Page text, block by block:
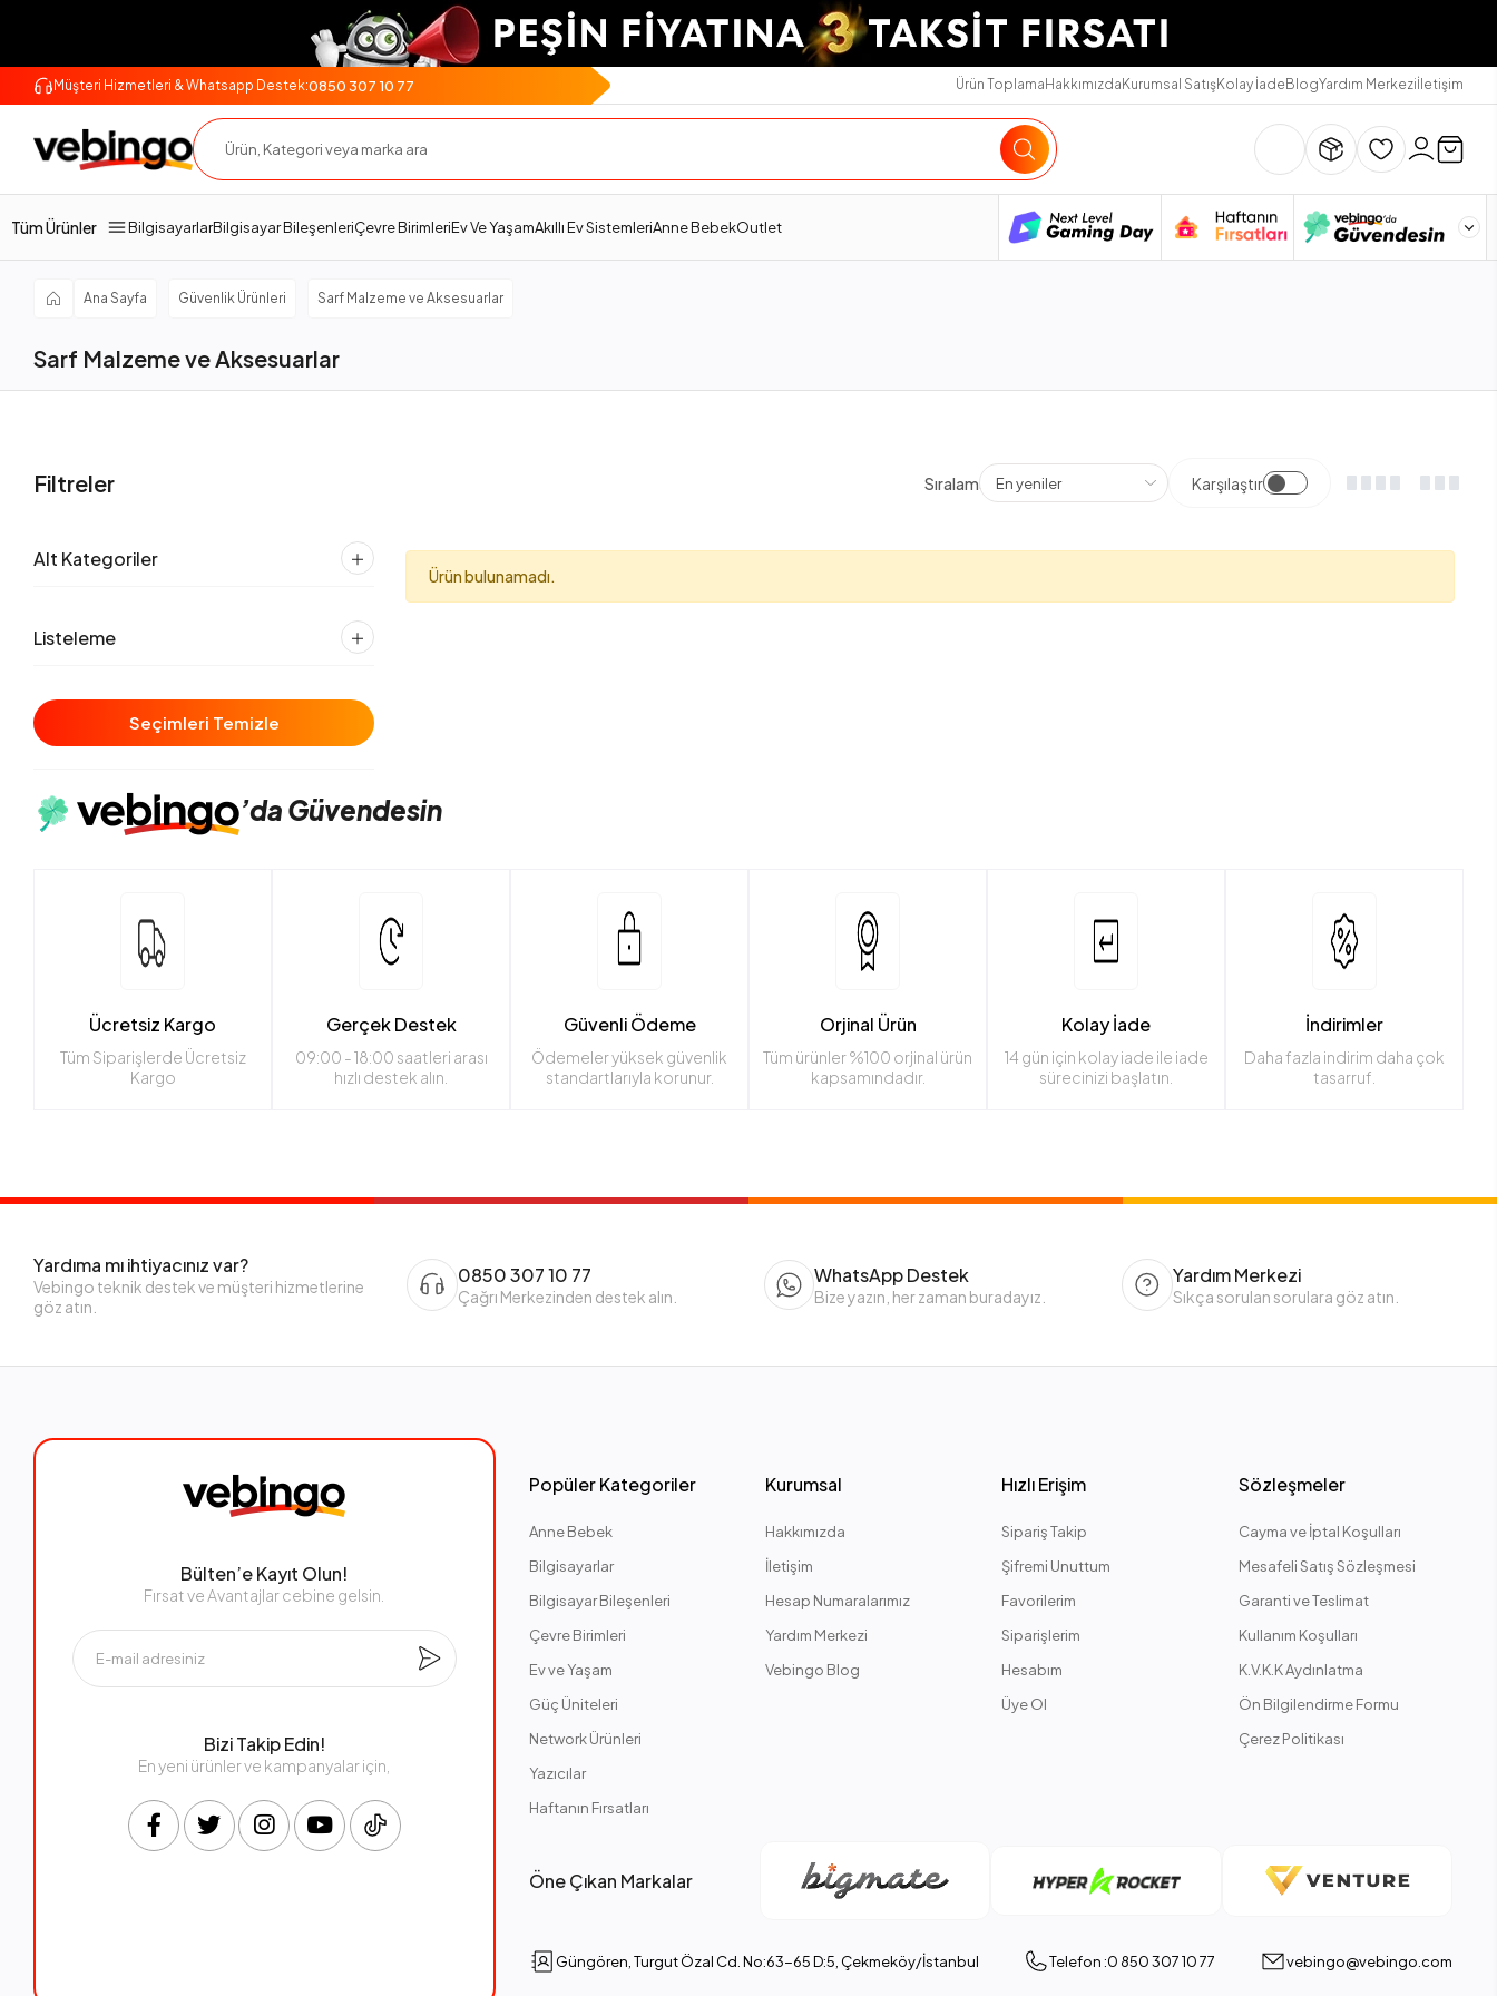
Müşteri Hizmetleri & Whatsapp Destek:0850 307 10 77 Ürün ToplamaHakkımızdaKurumsal SatışKolay İadeBlogYardım Merkeziİletişim
Tüm Ürünler BilgisayarlarBilgisayar BileşenleriÇevre BirimleriEv Ve YaşamAkıllı Ev SistemleriAnne BebekOutlet
Ana Sayfa Güvenlik Ürünleri Sarf Malzeme ve Aksesuarlar
Sarf Malzeme ve Aksesuarlar
Filtreler Sıralama Karşılaştır
Alt Kategoriler
Listeleme
Seçimleri Temizle
Ürün bulunamadı.
’da Güvendesin
Ücretsiz Kargo
Tüm Siparişlerde Ücretsiz
Kargo
Gerçek Destek
09:00 - 18:00 saatleri arası
hızlı destek alın.
Güvenli Ödeme
Ödemeler yüksek güvenlik
standartlarıyla korunur.
Orjinal Ürün
Tüm ürünler %100 orjinal ürün
kapsamındadır.
Kolay İade
14 gün için kolay iade ile iade
sürecinizi başlatın.
İndirimler
Daha fazla indirim daha çok
tasarruf.
Yardıma mı ihtiyacınız var?
Vebingo teknik destek ve müşteri hizmetlerine
göz atın.
0850 307 10 77
Çağrı Merkezinden destek alın.
WhatsApp Destek
Bize yazın, her zaman buradayız.
Yardım Merkezi
Sıkça sorulan sorulara göz atın.
Bülten’e Kayıt Olun!
Fırsat ve Avantajlar cebine gelsin.
Bizi Takip Edin!
En yeni ürünler ve kampanyalar için,
Popüler Kategoriler
Anne Bebek
Bilgisayarlar
Bilgisayar Bileşenleri
Çevre Birimleri
Ev ve Yaşam
Güç Üniteleri
Network Ürünleri
Yazıcılar
Haftanın Fırsatları
Kurumsal
Hakkımızda
İletişim
Hesap Numaralarımız
Yardım Merkezi
Vebingo Blog
Hızlı Erişim
Sipariş Takip
Şifremi Unuttum
Favorilerim
Siparişlerim
Hesabım
Üye Ol
Sözleşmeler
Cayma ve İptal Koşulları
Mesafeli Satış Sözleşmesi
Garanti ve Teslimat
Kullanım Koşulları
K.V.K.K Aydınlatma
Ön Bilgilendirme Formu
Çerez Politikası
Öne Çıkan Markalar
Güngören, Turgut Özal Cd. No:63-65 D:5, Çekmeköy/İstanbul Telefon :0 850 307 10 77 vebingo@vebingo.com